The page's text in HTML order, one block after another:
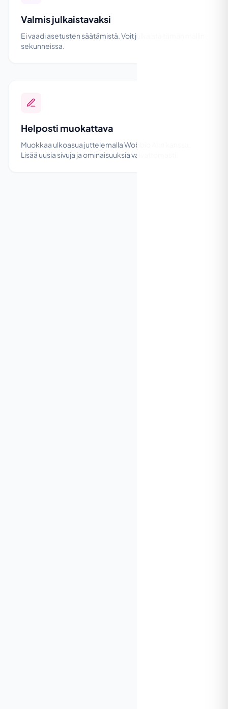
Valmis julkaistavaksi
Ei vaadi asetusten säätämistä. Voit julkaista tämän mallin
sekunneissa.
Helposti muokattava
Muokkaa ulkoasua juttelemalla Wobbio AI:n kanssa.
Lisää uusia sivuja ja ominaisuuksia vaivattomasti.